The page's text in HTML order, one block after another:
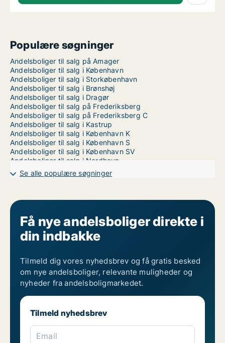
Populære søgninger
Andelsboliger til salg på Amager
Andelsboliger til salg i København
Andelsboliger til salg i Storkøbenhavn
Andelsboliger til salg i Brønshøj
Andelsboliger til salg i Dragør
Andelsboliger til salg på Frederiksberg
Andelsboliger til salg på Frederiksberg C
Andelsboliger til salg i Kastrup
Andelsboliger til salg i København K
Andelsboliger til salg i København S
Andelsboliger til salg i København SV
Andelsboliger til salg i Nordhavn
Andelsboliger til salg på Nørrebro
Andelsboliger til salg i Valby
Andelsboliger til salg i Ørestad
Andelsboliger til salg på Østerbro
Se alle populære søgninger
Få nye andelsboliger direkte i
din indbakke
Tilmeld dig vores nyhedsbrev og få gratis besked
om nye andelsboliger, relevante muligheder og
nyheder fra andelsboligmarkedet.
Tilmeld nyhedsbrev
Email